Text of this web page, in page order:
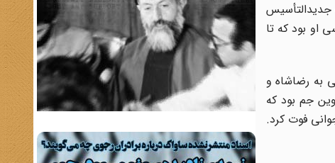
‌جدیدالتأسیس
او بود که ‌تا
‌به ‌رضاشاه‌ و
جم بود که
فوت کرد.